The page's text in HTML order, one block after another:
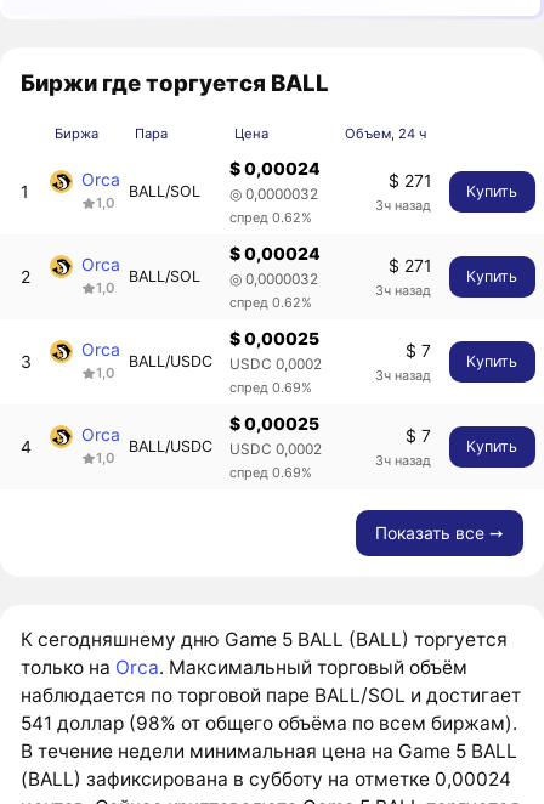
Биржи где торгуется BALL
Биржа Пара Цена Объем, 24 ч
1
Orca
1,0
BALL/SOL
$ 0,00024
◎ 0,0000032
спред 0.62%
$ 271
3ч назад
Купить
2
Orca
1,0
BALL/SOL
$ 0,00024
◎ 0,0000032
спред 0.62%
$ 271
3ч назад
Купить
3
Orca
1,0
BALL/USDC
$ 0,00025
USDC 0,0002
спред 0.69%
$ 7
3ч назад
Купить
4
Orca
1,0
BALL/USDC
$ 0,00025
USDC 0,0002
спред 0.69%
$ 7
3ч назад
Купить
Показать все ➙
К сегодняшнему дню Game 5 BALL (BALL) торгуется
только на Orca. Максимальный торговый объём
наблюдается по торговой паре BALL/SOL и достигает
541 доллар (98% от общего объёма по всем биржам).
В течение недели минимальная цена на Game 5 BALL
(BALL) зафиксирована в субботу на отметке 0,00024